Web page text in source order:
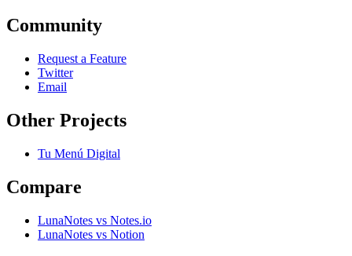
Community
Request a Feature
Twitter
Email
Other Projects
Tu Menú Digital
Compare
LunaNotes vs Notes.io
LunaNotes vs Notion